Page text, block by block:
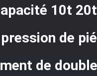
10t
de
de double